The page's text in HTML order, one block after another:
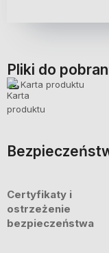
Pliki do
Karta produktu
Certyfikaty i
ostrzeżenie
bezpieczeństwa